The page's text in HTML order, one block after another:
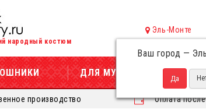
народный костюм
Эль-Монте
Ваш город —
ДЛЯ МУЖЧИН
производство Оплата